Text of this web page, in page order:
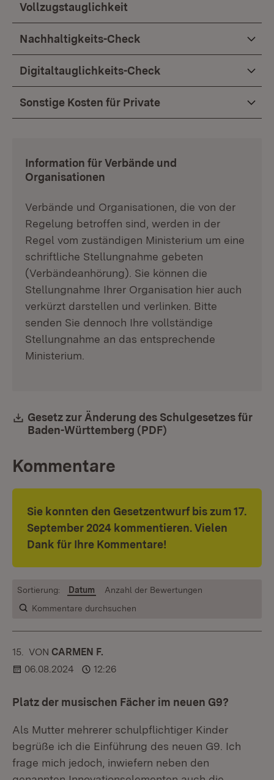
Vollzugstauglichkeit
Nachhaltigkeits-Check
Digitaltauglichkeits-Check
Sonstige Kosten für Private
:Information für Verbände und
Organisationen
Verbände und Organisationen, die von der
Regelung betroffen sind, werden in der
Regel vom zuständigen Ministerium um eine
schriftliche Stellungnahme gebeten
(Verbändeanhörung). Sie können die
Stellungnahme Ihrer Organisation hier auch
verkürzt darstellen und verlinken. Bitte
senden Sie dennoch Ihre vollständige
Stellungnahme an das entsprechende
Ministerium.
Download:
Gesetz zur Änderung des Schulgesetzes für
Baden-Württemberg (PDF)
Kommentare
Sie konnten den Gesetzentwurf bis zum 17.
September 2024 kommentieren. Vielen
Dank für Ihre Kommentare!
Kommentare durchsuchen
Sortierung: Datum Anzahl der Bewertungen
15. KOMMENTAR
VON :CARMEN F.
06.08.2024
12:26
Platz der musischen Fächer im neuen G9?
Als Mutter mehrerer schulpflichtiger Kinder
begrüße ich die Einführung des neuen G9. Ich
frage mich jedoch, inwiefern neben den